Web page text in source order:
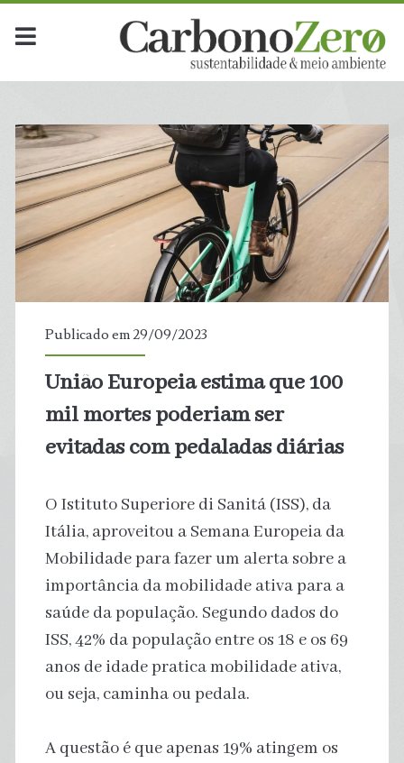
Publicado em 29/09/2023
União Europeia estima que 100
mil mortes poderiam ser
evitadas com pedaladas diárias
O Istituto Superiore di Sanitá (ISS), da
Itália, aproveitou a Semana Europeia da
Mobilidade para fazer um alerta sobre a
importância da mobilidade ativa para a
saúde da população. Segundo dados do
ISS, 42% da população entre os 18 e os 69
anos de idade pratica mobilidade ativa,
ou seja, caminha ou pedala.
A questão é que apenas 19% atingem os